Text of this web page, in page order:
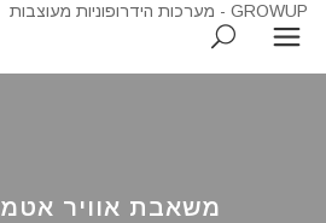
משאבת אוויר אטמן HP4000